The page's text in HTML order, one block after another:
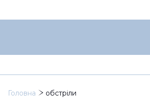
Головна обстріли